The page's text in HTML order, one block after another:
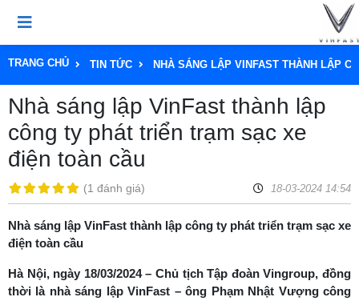
TRANG CHỦ TIN TỨC NHÀ SÁNG LẬP VINFAST THÀNH LẬP
Nhà sáng lập VinFast thành lập
công ty phát triển trạm sạc xe
điện toàn cầu
(1 đánh giá) 18-03-2024 14:54
Nhà sáng lập VinFast thành lập công ty phát triển trạm sạc xe
điện toàn cầu
Hà Nội, ngày 18/03/2024 – Chủ tịch Tập đoàn Vingroup, đồng
thời là nhà sáng lập VinFast – ông Phạm Nhật Vượng công